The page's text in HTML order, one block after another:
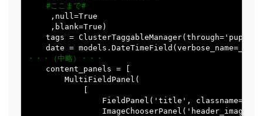
#ここまで#
     ,null=True
     ,blank=True)
tags =
・・・（中略）・・・
    content_panels = [
        MultiFieldPanel(
            [
FieldPanel('title',
                ImageChooserPanel('header_image'),